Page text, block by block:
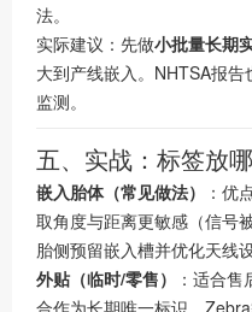
法。
实际建议：先做小批量长期
大到产线嵌入。NHTSA报
监测。
五、实战：标签放
嵌入胎体（常见做法）
：优
取角度与距离更敏感（信号
胎侧预留嵌入槽并优化天线设
外贴（临时/零售）
：适合